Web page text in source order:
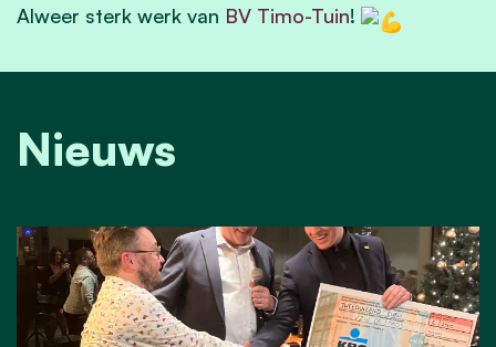
Alweer sterk werk van BV Timo-Tuin!
Nieuws